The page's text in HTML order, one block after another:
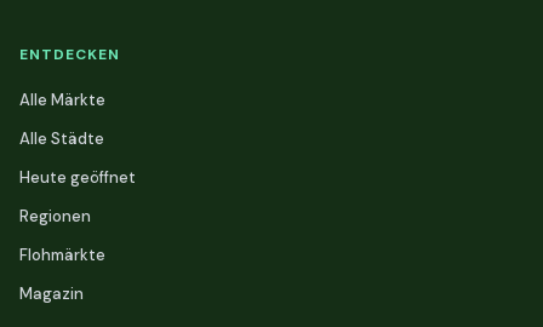
ENTDECKEN
Alle Märkte
Alle Städte
Heute geöffnet
Regionen
Flohmärkte
Magazin